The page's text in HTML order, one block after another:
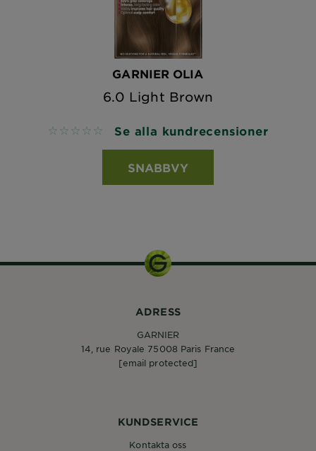
GARNIER OLIA
6.0 Light Brown
No reviews Se alla kundrecensioner
SNABBVY
KUNDSERVICE
Kontakta oss
ADRESS
GARNIER
14, rue Royale 75008 Paris France
[email protected]